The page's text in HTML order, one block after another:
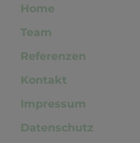
Home
Team
Referenzen
Kontakt
Impressum
Datenschutz